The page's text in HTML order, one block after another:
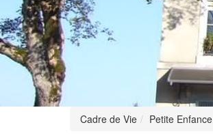
Cadre de Vie Petite Enfance